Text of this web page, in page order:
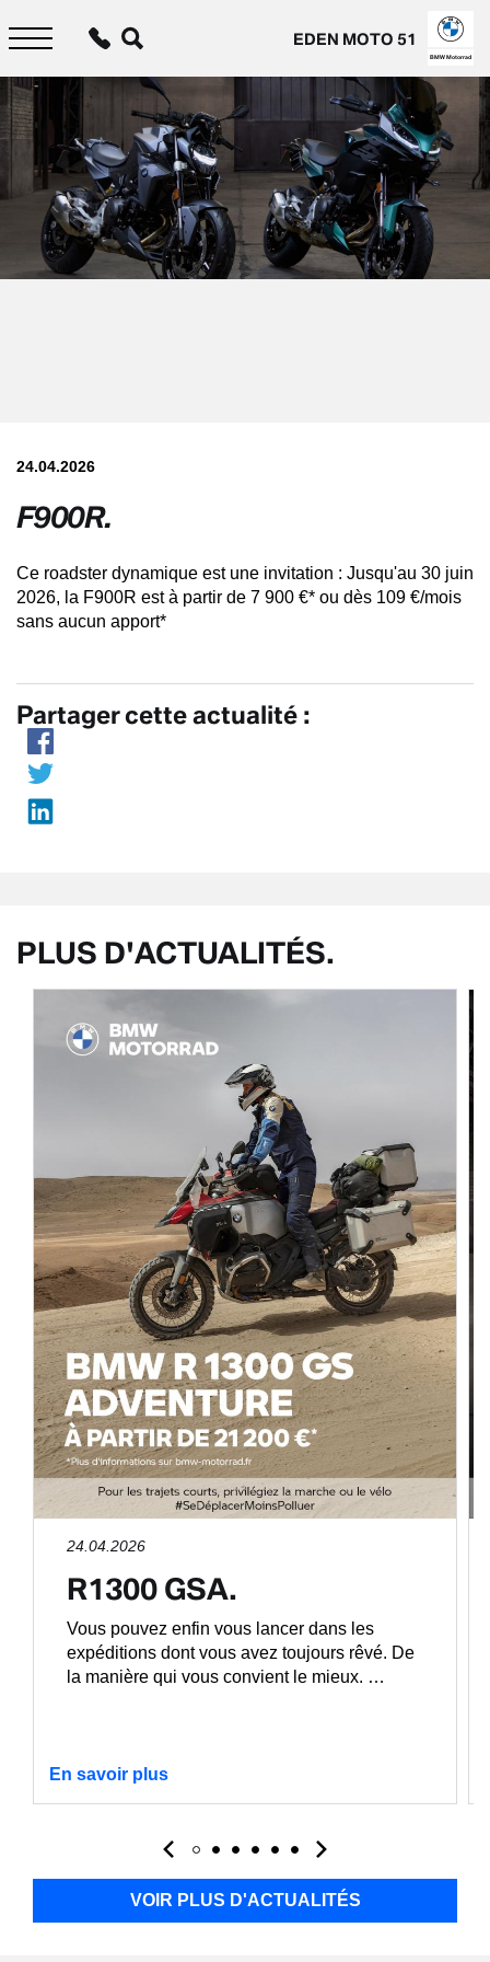
contenu
EDEN MOTO 51
BMW Motorrad
24.04.2026
F900R.
Ce roadster dynamique est une invitation : Jusqu'au 30 juin
2026, la F900R est à partir de 7 900 €* ou dès 109 €/mois
sans aucun apport*
Partager cette actualité :
PLUS D'ACTUALITÉS.
24.04.2026
R1300 GSA.
Vous pouvez enfin vous lancer dans les
expéditions dont vous avez toujours rêvé. De
la manière qui vous convient le mieux. …
En savoir plus
VOIR PLUS D'ACTUALITÉS